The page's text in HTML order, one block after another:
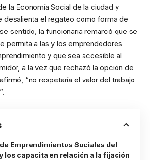
la Economía Social de la ciudad y
desalienta el regateo como forma de
sentido, la funcionaria remarcó que se
permita a las y los emprendedores
y que sea accesible al
a la vez que rechazó la opción de
“no respetaría el valor del trabajo
Emprendimientos Sociales del
los capacita en relación a la fijación